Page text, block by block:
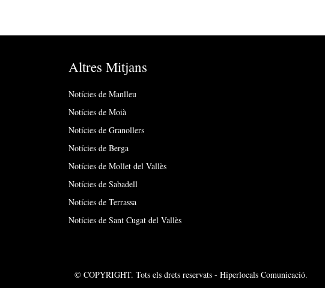
Altres Mitjans
Notícies de Manlleu
Notícies de Moià
Notícies de Granollers
Notícies de Berga
Notícies de Mollet del Vallès
Notícies de Sabadell
Notícies de Terrassa
Notícies de Sant Cugat del Vallès
© COPYRIGHT. Tots els drets reservats - Hiperlocals Comunicació.